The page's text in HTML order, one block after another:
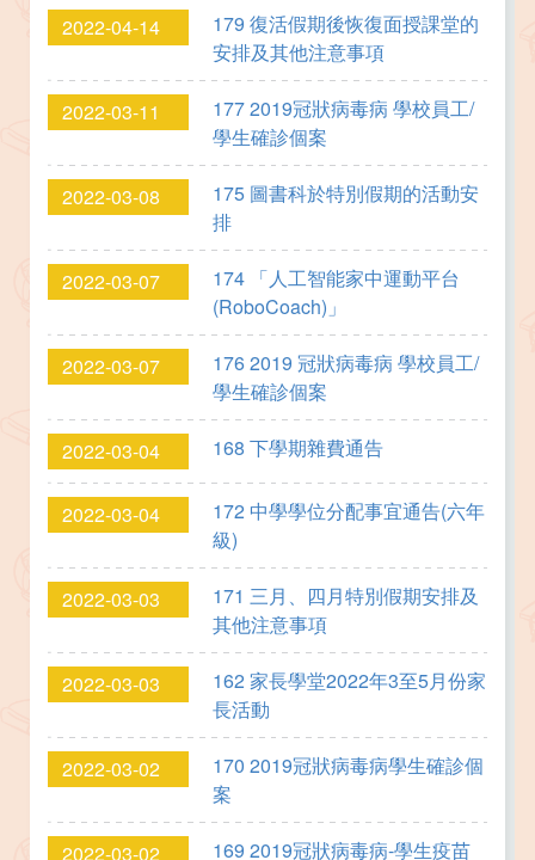
2022-04-14
179 復活假期後恢復面授課堂的
安排及其他注意事項
2022-03-11
177 2019冠狀病毒病 學校員工/
學生確診個案
2022-03-08
175 圖書科於特別假期的活動安
排
2022-03-07
174 「人工智能家中運動平台
(RoboCoach)」
2022-03-07
176 2019 冠狀病毒病 學校員工/
學生確診個案
2022-03-04 168 下學期雜費通告
2022-03-04
172 中學學位分配事宜通告(六年
級)
2022-03-03
171 三月、四月特別假期安排及
其他注意事項
2022-03-03
162 家長學堂2022年3至5月份家
長活動
2022-03-02
170 2019冠狀病毒病學生確診個
案
2022-03-02 169 2019冠狀病毒病-學生疫苗